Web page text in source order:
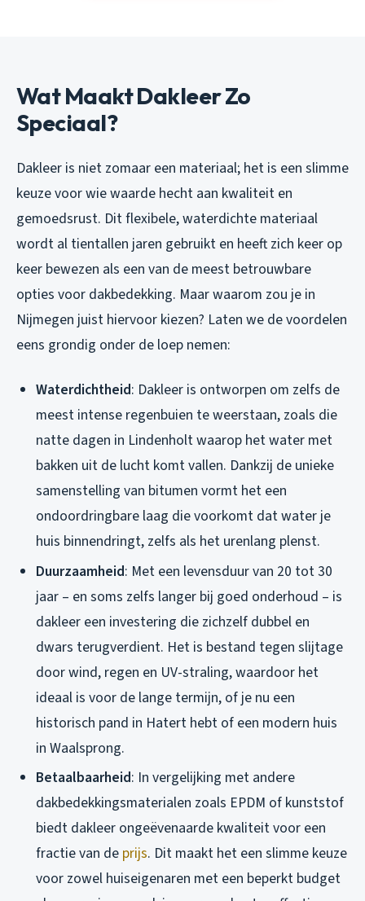
Wat Maakt Dakleer Zo
Speciaal?
Dakleer is niet zomaar een materiaal; het is een slimme
keuze voor wie waarde hecht aan kwaliteit en
gemoedsrust. Dit flexibele, waterdichte materiaal
wordt al tientallen jaren gebruikt en heeft zich keer op
keer bewezen als een van de meest betrouwbare
opties voor dakbedekking. Maar waarom zou je in
Nijmegen juist hiervoor kiezen? Laten we de voordelen
eens grondig onder de loep nemen:
Waterdichtheid: Dakleer is ontworpen om zelfs de
meest intense regenbuien te weerstaan, zoals die
natte dagen in Lindenholt waarop het water met
bakken uit de lucht komt vallen. Dankzij de unieke
samenstelling van bitumen vormt het een
ondoordringbare laag die voorkomt dat water je
huis binnendringt, zelfs als het urenlang plenst.
Duurzaamheid: Met een levensduur van 20 tot 30
jaar – en soms zelfs langer bij goed onderhoud – is
dakleer een investering die zichzelf dubbel en
dwars terugverdient. Het is bestand tegen slijtage
door wind, regen en UV-straling, waardoor het
ideaal is voor de lange termijn, of je nu een
historisch pand in Hatert hebt of een modern huis
in Waalsprong.
Betaalbaarheid: In vergelijking met andere
dakbedekkingsmaterialen zoals EPDM of kunststof
biedt dakleer ongeëvenaarde kwaliteit voor een
fractie van de prijs. Dit maakt het een slimme keuze
voor zowel huiseigenaren met een beperkt budget